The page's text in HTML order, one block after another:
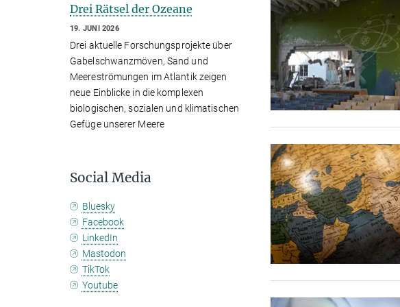
Drei Rätsel der Ozeane
19. JUNI 2026
Drei aktuelle Forschungsprojekte über
Gabelschwanzmöven, Sand und
Meereströmungen im Atlantik zeigen
neue Einblicke in die komplexen
biologischen, sozialen und klimatischen
Gefüge unserer Meere
Social Media
Bluesky
Facebook
LinkedIn
Mastodon
TikTok
Youtube